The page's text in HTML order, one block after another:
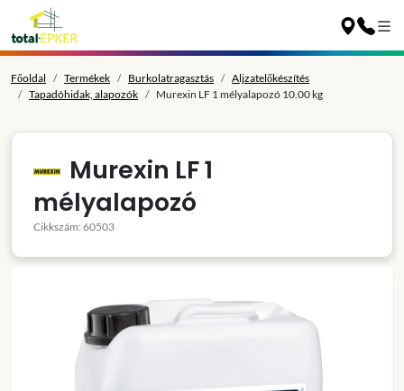
Főoldal Termékek Burkolatragasztás
Aljzatelőkészítés
Tapadóhidak, alapozók
Murexin LF 1 mélyalapozó 10.00 kg
Murexin LF 1
mélyalapozó
Cikkszám: 60503